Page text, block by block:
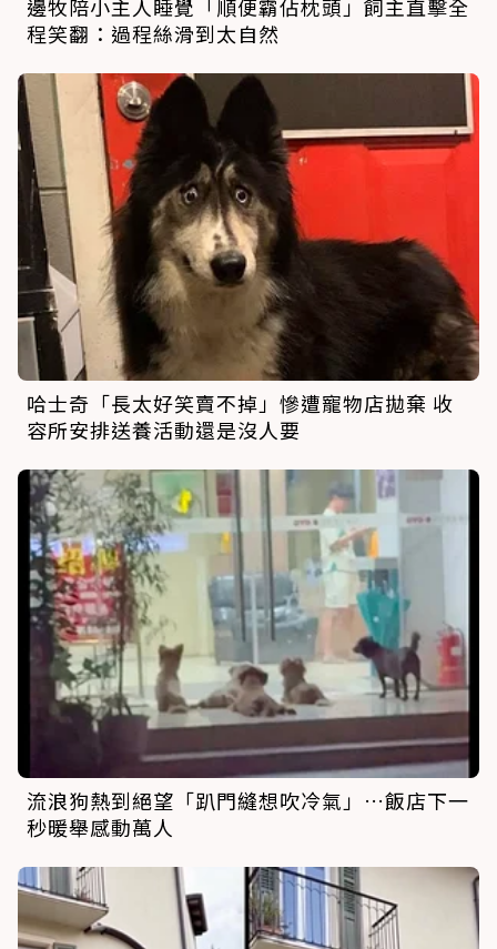
邊牧陪小主人睡覺「順便霸佔枕頭」飼主直擊全
程笑翻：過程絲滑到太自然
哈士奇「長太好笑賣不掉」慘遭寵物店拋棄 收
容所安排送養活動還是沒人要
流浪狗熱到絕望「趴門縫想吹冷氣」…飯店下一
秒暖舉感動萬人